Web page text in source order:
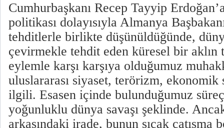
Cumhurbaşkanı Recep Tayyip
politikası dolayısıyla Almanya
tehditlerle birlikte düşünüldüğünde,
çevirmekle tehdit eden küresel bir aklın
eylemle karşı karşıya olduğumuz
uluslararası siyaset, terörizm,
ilgili. Esasen içinde bulunduğumuz
yoğunluklu dünya savaşı şeklinde.
arkasındaki irade, bunun sıcak çatışma